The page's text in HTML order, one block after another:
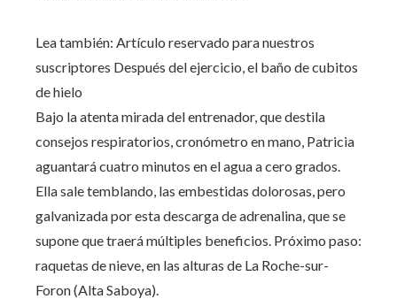
Lea también: Artículo reservado para nuestros
suscriptores Después del ejercicio, el baño de cubitos
de hielo
Bajo la atenta mirada del entrenador, que destila
consejos respiratorios, cronómetro en mano, Patricia
aguantará cuatro minutos en el agua a cero grados.
Ella sale temblando, las embestidas dolorosas, pero
galvanizada por esta descarga de adrenalina, que se
supone que traerá múltiples beneficios. Próximo paso:
raquetas de nieve, en las alturas de La Roche-sur-
Foron (Alta Saboya).